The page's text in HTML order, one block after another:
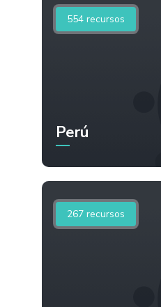
554 recursos
Perú
267 recursos